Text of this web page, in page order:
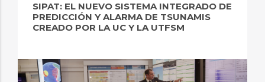
SIPAT: EL NUEVO SISTEMA INTEGRADO DE
PREDICCIÓN Y ALARMA DE TSUNAMIS
CREADO POR LA UC Y LA UTFSM